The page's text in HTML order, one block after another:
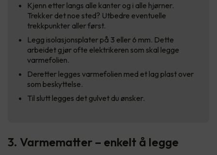
Kjenn etter langs alle kanter og i alle hjørner.
Trekker det noe sted? Utbedre eventuelle
trekkpunkter aller først.
Legg isolasjonsplater på 3 eller 6 mm. Dette
arbeidet gjør ofte elektrikeren som skal legge
varmefolien.
Deretter legges varmefolien med et lag plast over
som beskyttelse.
Til slutt legges det gulvet du ønsker.
3. Varmematter – enkelt å legge